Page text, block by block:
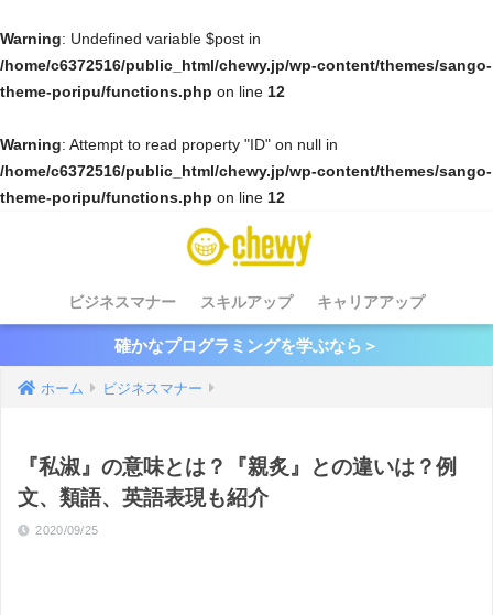
Warning: Undefined variable $post in
/home/c6372516/public_html/chewy.jp/wp-content/themes/sango-
theme-poripu/functions.php on line 12
Warning: Attempt to read property "ID" on null in
/home/c6372516/public_html/chewy.jp/wp-content/themes/sango-
theme-poripu/functions.php on line 12
ビジネスマナー スキルアップ キャリアアップ
確かなプログラミングを学ぶなら＞
ホーム ビジネスマナー
『私淑』の意味とは？『親炙』との違いは？例
文、類語、英語表現も紹介
2020/09/25